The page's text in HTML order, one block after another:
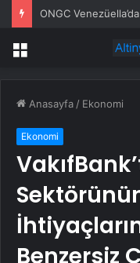
Menü
Anasayfa / Ekonomi
Ekonomi
Benzersiz